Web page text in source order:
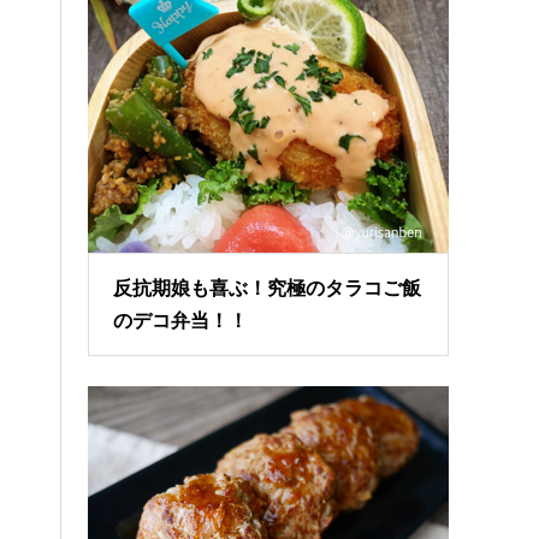
反抗期娘も喜ぶ！究極のタラコご飯
のデコ弁当！！